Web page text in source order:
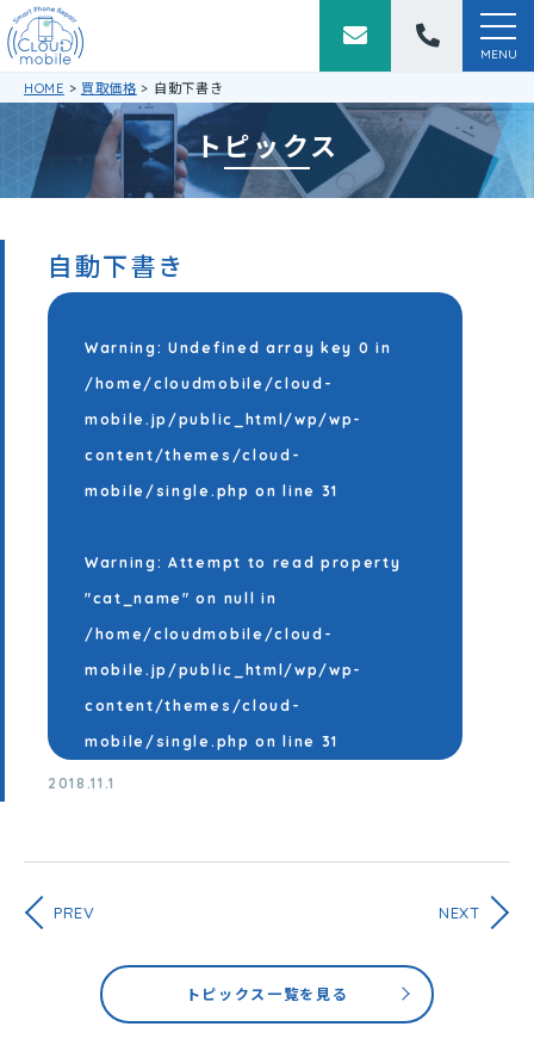
MENU
HOME > 買取価格 > 自動下書き
トピックス
自動下書き
Warning: Undefined array key 0 in
/home/cloudmobile/cloud-
mobile.jp/public_html/wp/wp-
content/themes/cloud-
mobile/single.php on line 31
Warning: Attempt to read property
"cat_name" on null in
/home/cloudmobile/cloud-
mobile.jp/public_html/wp/wp-
content/themes/cloud-
mobile/single.php on line 31
2018.11.1
PREV NEXT
トピックス一覧を見る